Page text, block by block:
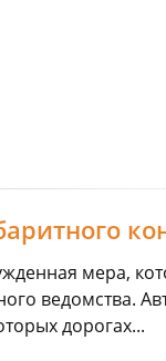
мера,
ведомства.
дорогах...